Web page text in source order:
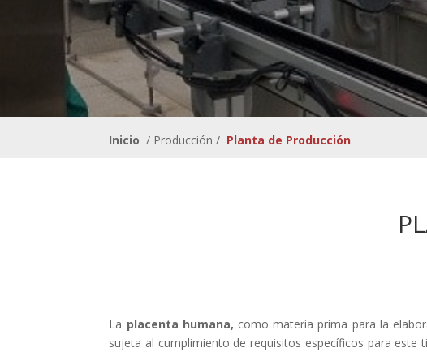
Inicio / Producción / Planta de Producción
La placenta humana, como materia prima para la
sujeta al cumplimiento de requisitos específicos para